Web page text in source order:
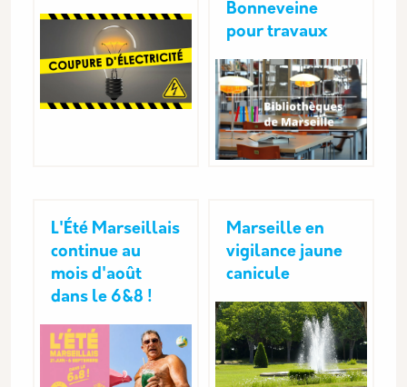
Bonneveine
pour travaux
L'Été Marseillais
continue au
mois d'août
dans le 6&8 !
Marseille en
vigilance jaune
canicule